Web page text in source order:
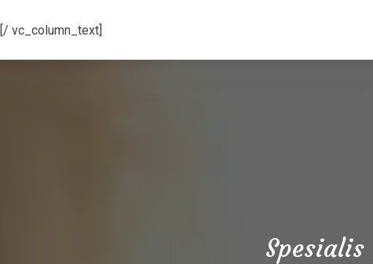
[/ vc_column_text]